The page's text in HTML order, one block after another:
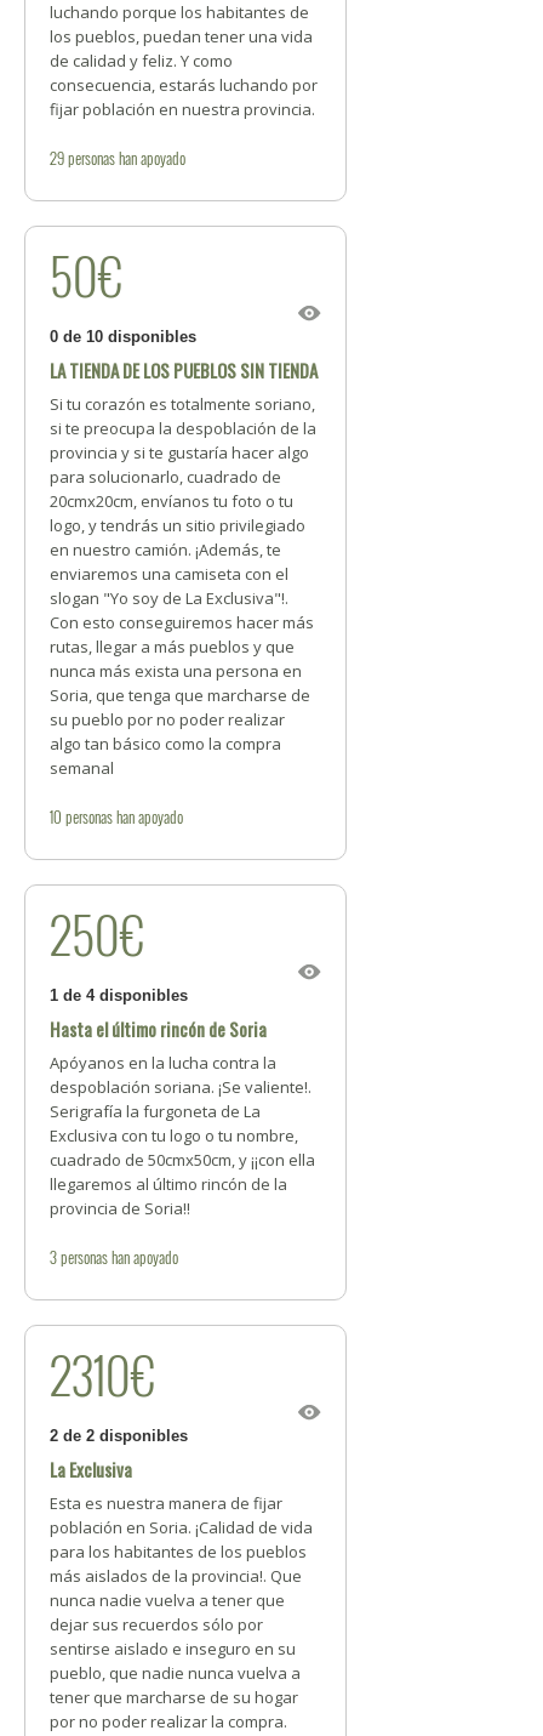
luchando porque los habitantes de
los pueblos, puedan tener una vida
de calidad y feliz. Y como
consecuencia, estarás luchando por
fijar población en nuestra provincia.
29personashan apoyado
50€
0 de 10 disponibles
LA TIENDA DE LOS PUEBLOS SIN TIENDA
Si tu corazón es totalmente soriano,
si te preocupa la despoblación de la
provincia y si te gustaría hacer algo
para solucionarlo, cuadrado de
20cmx20cm, envíanos tu foto o tu
logo, y tendrás un sitio privilegiado
en nuestro camión. ¡Además, te
enviaremos una camiseta con el
slogan "Yo soy de La Exclusiva"!.
Con esto conseguiremos hacer más
rutas, llegar a más pueblos y que
nunca más exista una persona en
Soria, que tenga que marcharse de
su pueblo por no poder realizar
algo tan básico como la compra
semanal
10 personashan apoyado
250€
1 de 4 disponibles
Hasta el último rincón de Soria
Apóyanos en la lucha contra la
despoblación soriana. ¡Se valiente!.
Serigrafía la furgoneta de La
Exclusiva con tu logo o tu nombre,
cuadrado de 50cmx50cm, y ¡¡con ella
llegaremos al último rincón de la
provincia de Soria!!
3personashan apoyado
2310€
2 de 2 disponibles
La Exclusiva
Esta es nuestra manera de fijar
población en Soria. ¡Calidad de vida
para los habitantes de los pueblos
más aislados de la provincia!. Que
nunca nadie vuelva a tener que
dejar sus recuerdos sólo por
sentirse aislado e inseguro en su
pueblo, que nadie nunca vuelva a
tener que marcharse de su hogar
por no poder realizar la compra.